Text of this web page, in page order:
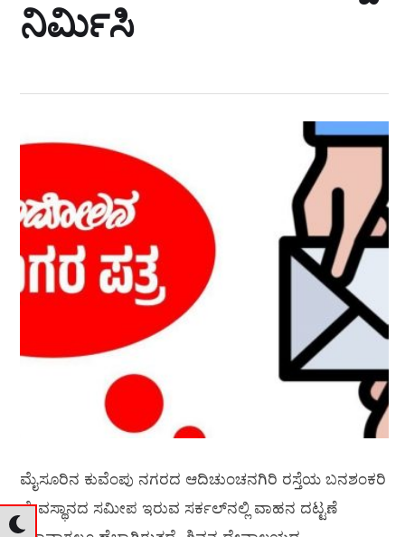
ನಿರ್ಮಿಸಿ
ಮೈಸೂರಿನ ಕುವೆಂಪು ನಗರದ ಆದಿಚುಂಚನಗಿರಿ ರಸ್ತೆಯ ಬನಶಂಕರಿ
ದೇವಸ್ಥಾನದ ಸಮೀಪ ಇರುವ ಸರ್ಕಲ್‌ನಲ್ಲಿ ವಾಹನ ದಟ್ಟಣೆ